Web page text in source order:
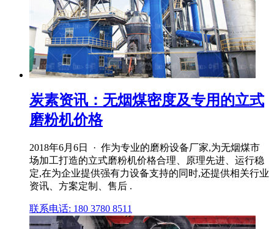
炭素资讯：无烟煤密度及专用的立式
磨粉机价格
2018年6月6日 · 作为专业的磨粉设备厂家,为无烟煤市
场加工打造的立式磨粉机价格合理、原理先进、运行稳
定,在为企业提供强有力设备支持的同时,还提供相关行业
资讯、方案定制、售后 .
联系电话: 180 3780 8511